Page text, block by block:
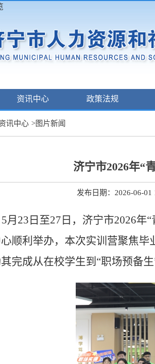
资讯中心 政策法规
讯中心 >图片新闻
济宁市2026年“
发布日期：2026-06-01
5月 23 日 至27 日 ，济宁市2026年“
顺利举办，本次实训营聚焦毕
其完成从在校学生到 “职场预备